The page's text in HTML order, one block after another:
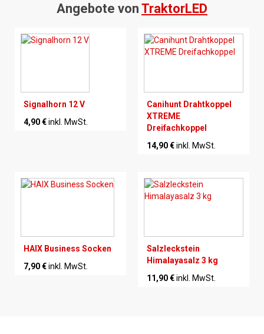
Angebote von TraktorLED
Signalhorn 12 V
4,90 €inkl. MwSt.
Canihunt Drahtkoppel
XTREME
Dreifachkoppel
14,90 €inkl. MwSt.
HAIX Business Socken
7,90 €inkl. MwSt.
Salzleckstein
Himalayasalz 3 kg
11,90 €inkl. MwSt.